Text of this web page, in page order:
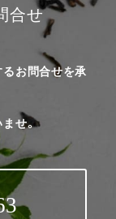
合せ
るお問合せを承
せ。